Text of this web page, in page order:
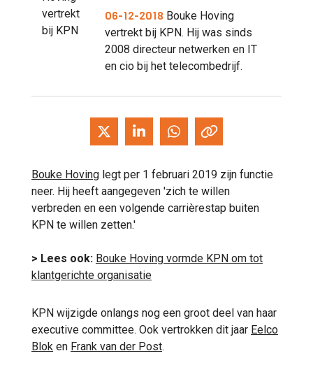
06-12-2018 Bouke Hoving
vertrekt bij KPN. Hij was sinds
2008 directeur netwerken en IT
en cio bij het telecombedrijf.
Bouke Hoving legt per 1 februari 2019 zijn functie
neer. Hij heeft aangegeven 'zich te willen
verbreden en een volgende carrièrestap buiten
KPN te willen zetten.'
> Lees ook: Bouke Hoving vormde KPN om tot
klantgerichte organisatie
KPN wijzigde onlangs nog een groot deel van haar
executive committee. Ook vertrokken dit jaar Eelco
Blok en Frank van der Post.